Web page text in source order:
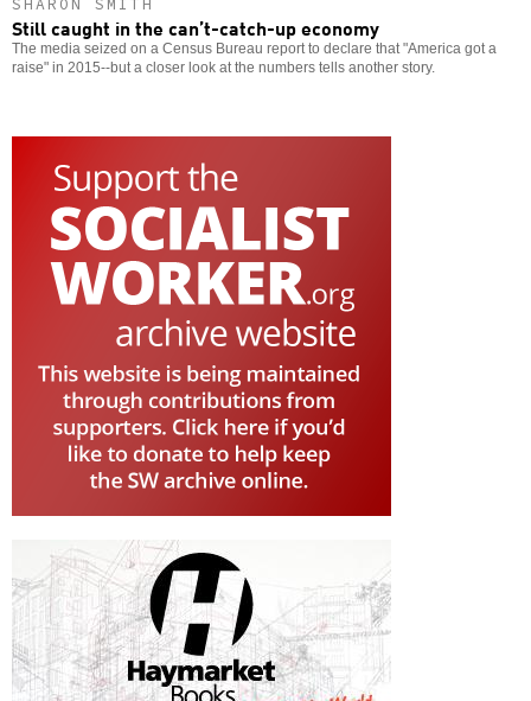
SHARON SMITH
Still caught in the can’t-catch-up economy
The media seized on a Census Bureau report to declare that "America got a
raise" in 2015--but a closer look at the numbers tells another story.